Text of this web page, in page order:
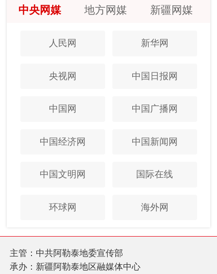
中央网媒 地方网媒 新疆网媒
人民网 新华网
央视网 中国日报网
中国网 中国广播网
中国经济网 中国新闻网
中国文明网 国际在线
环球网 海外网
主管：中共阿勒泰地委宣传部
承办：新疆阿勒泰地区融媒体中心